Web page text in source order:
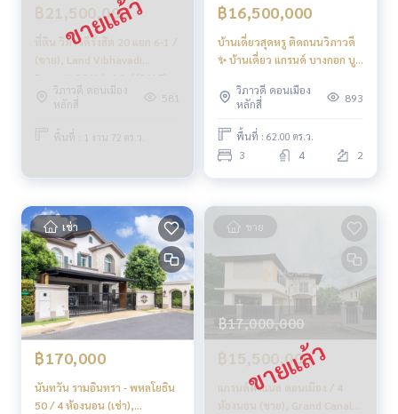
Follow Us On :
Website :https://homerealestate.co.th
Facebook : HOME - Real Estate Services
IG : homerealestateservices
Tiktok : homerealestateservices
Youtube : HOME Real Estate Services
#HOMEREALESTATESERVICES
#รับฝากขายคอนโด #รับฝากขายที่ดิน
฿21,500,000
ที่ดิน วิภาวดีรังสิต 20 แยก 6-1 /
(ขาย), Land Vibhavadi
Rangsit 20 Yak 6-1 / (SALE)
NUB660วิภาวดี ดอนเมือง
หลักสี่
581
พื้นที่ : 1 งาน 72 ตร.ว.
฿16,500,000
บ้านเดี่ยวสุดหรู ติดถนนวิภาวดี
✨ บ้านเดี่ยว แกรนด์ บางกอก บู
(ขาย), Grand Bangkok
Boulevard Viphavadee / 3
Bedrooms (FOR SALE) T498
วิภาวดี ดอนเมือง
หลักสี่
893
พื้นที่ : 62.00 ตร.ว.
3 4 2
เช่า
฿170,000
นันทวัน รามอินทรา - พหลโยธิน
50 / 4 ห้องนอน (เช่า),
ขาย
฿17,000,000
฿15,500,000
แกรนด์คาแนล ดอนเมือง / 4
ห้องนอน (ขาย), Grand Canal